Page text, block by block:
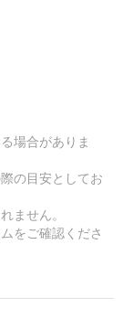
場合がありま
の目安としてお
ません。
をご確認くださ